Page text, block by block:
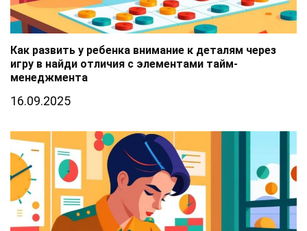
Как развить у ребенка внимание к деталям через
игру в найди отличия с элементами тайм-
менеджмента
16.09.2025